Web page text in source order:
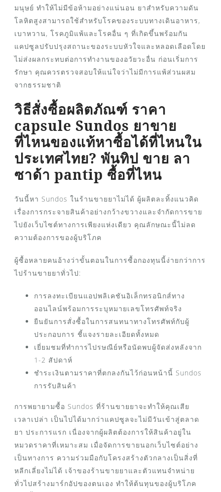
มนุษย์ ทำให้ไม่มีข้อห้ามอย่างแน่นอน ยาสำหรับความดัน
โลหิตสูงสามารถใช้สำหรับโรคของระบบทางเดินอาหาร,
เบาหวาน, โรคภูมิแพ้และโรคอื่น ๆ ที่เกิดขึ้นพร้อมกัน
แคปซูลปรับปรุงสถานะของระบบหัวใจและหลอดเลือดโดย
ไม่ส่งผลกระทบต่อการทำงานของอวัยวะอื่น ก่อนเริ่มการ
รักษา คุณควรตรวจสอบให้แน่ใจว่าไม่มีการแพ้ส่วนผสม
จากธรรมชาติ
วิธีสั่งซื้อผลิตภัณฑ์ ราคา
capsule Sundos ยาขาย
ที่ไหนของแท้หาซื้อได้ที่ไหนใน
ประเทศไทย? พันทิป ขาย ลา
ซาด้า pantip ซื้อที่ไหน
วันนี้หา Sundos ในร้านขายยาไม่ได้ ผู้ผลิตละทิ้งแนวคิด
เรื่องการกระจายสินค้าอย่างกว้างขวางและจำกัดการขาย
ไปยังเว็บไซต์ทางการเพียงแห่งเดียว คุณลักษณะนี้ไม่ลด
ความต้องการของผู้บริโภค
ผู้ซื้อหลายคนอ้างว่าขั้นตอนในการซื้อกองทุนนี้ง่ายกว่าการ
ไปร้านขายยาทั่วไป:
การลงทะเบียนแอปพลิเคชันอิเล็กทรอนิกส์ทาง
ออนไลน์พร้อมการระบุหมายเลขโทรศัพท์จริง
ยืนยันการสั่งซื้อในการสนทนาทางโทรศัพท์กับผู้
ประกอบการ ชี้แจงรายละเอียดทั้งหมด
เยี่ยมชมที่ทำการไปรษณีย์หรือนัดพบผู้จัดส่งหลังจาก
1-2 สัปดาห์
ชำระเงินตามราคาที่ตกลงกันไว้ก่อนหน้านี้ Sundos
การรับสินค้า
การพยายามซื้อ Sundos ที่ร้านขายยาจะทำให้คุณเสีย
เวลาเปล่า เป็นไปได้มากว่าแคปซูลจะไม่มีวันเข้าสู่ตลาด
ยา ประการแรก เนื่องจากผู้ผลิตต้องการให้สินค้าอยู่ใน
หมวดราคาที่เหมาะสม เมื่อจัดการขายนอกเว็บไซต์อย่าง
เป็นทางการ ความร่วมมือกับโครงสร้างตัวกลางเป็นสิ่งที่
หลีกเลี่ยงไม่ได้ เจ้าของร้านขายยาและตัวแทนจำหน่าย
ทั่วไปสร้างมาร์กอัปของตนเอง ทำให้ต้นทุนของผู้บริโภค